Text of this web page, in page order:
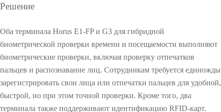
K
i
S
e
c
u
i
е
а
р
к
в
к
о
й
Решение
Оба терминала Horus E1-FP и G3 для гибридной
биометрической проверки времени и посещаемости выполняют
биометрические проверки, включая проверку отпечатков
пальцев и распознавание лиц. Сотрудникам требуется единожды
зарегистрировать свои лица или отпечатки пальцев для удобной,
быстрой, но при этом точной проверки. Кроме того, два
терминала также поддерживают идентификацию RFID-карт.